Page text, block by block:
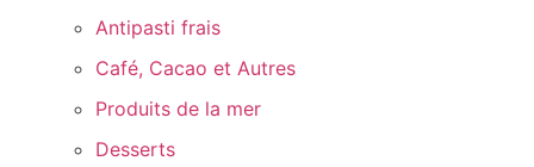
Antipasti frais
Café, Cacao et Autres
Produits de la mer
Desserts